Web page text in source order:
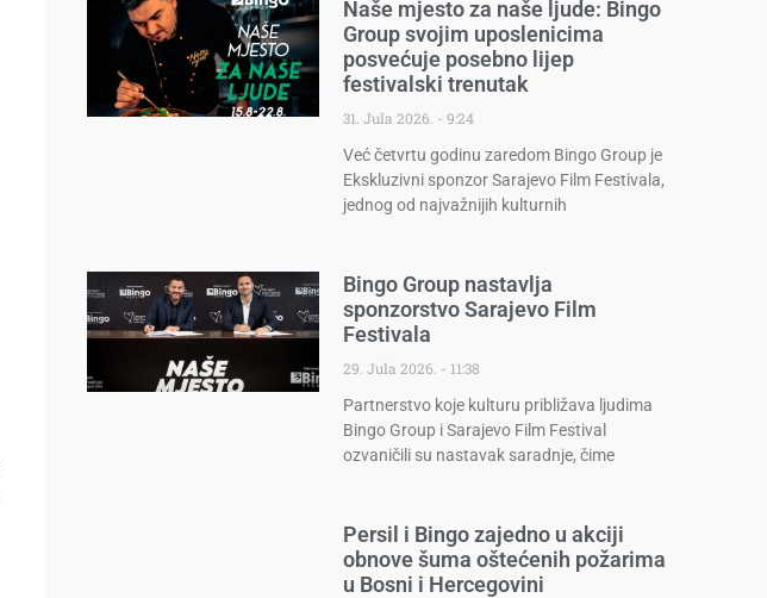
Naše mjesto za naše ljude: Bingo
Group svojim uposlenicima
posvećuje posebno lijep
festivalski trenutak
31. Jula 2026.
9:24
Već četvrtu godinu zaredom Bingo Group je
Ekskluzivni sponzor Sarajevo Film Festivala,
jednog od najvažnijih kulturnih
Bingo Group nastavlja
sponzorstvo Sarajevo Film
Festivala
29. Jula 2026.
11:38
Partnerstvo koje kulturu približava ljudima
Bingo Group i Sarajevo Film Festival
ozvaničili su nastavak saradnje, čime
Persil i Bingo zajedno u akciji
obnove šuma oštećenih požarima
u Bosni i Hercegovini